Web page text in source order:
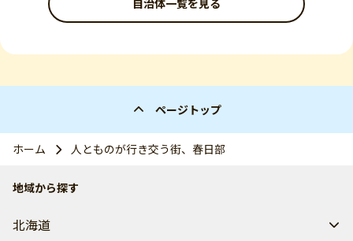
自治体一覧を見る
ページトップ
ホーム 人とものが行き交う街、春日部
地域から探す
北海道